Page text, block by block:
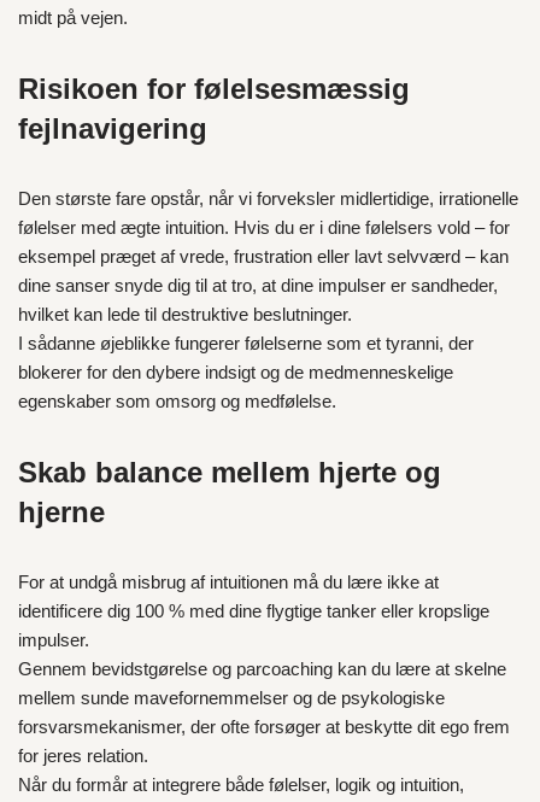
midt på vejen.
Risikoen for følelsesmæssig
fejlnavigering
Den største fare opstår, når vi forveksler midlertidige, irrationelle
følelser med ægte intuition. Hvis du er i dine følelsers vold – for
eksempel præget af vrede, frustration eller lavt selvværd – kan
dine sanser snyde dig til at tro, at dine impulser er sandheder,
hvilket kan lede til destruktive beslutninger.
I sådanne øjeblikke fungerer følelserne som et tyranni, der
blokerer for den dybere indsigt og de medmenneskelige
egenskaber som omsorg og medfølelse.
Skab balance mellem hjerte og
hjerne
For at undgå misbrug af intuitionen må du lære ikke at
identificere dig 100 % med dine flygtige tanker eller kropslige
impulser.
Gennem bevidstgørelse og parcoaching kan du lære at skelne
mellem sunde mavefornemmelser og de psykologiske
forsvarsmekanismer, der ofte forsøger at beskytte dit ego frem
for jeres relation.
Når du formår at integrere både følelser, logik og intuition,